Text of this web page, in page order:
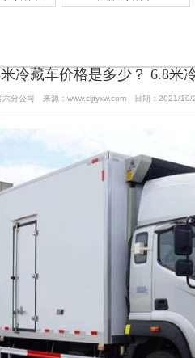
冷藏车价格是多少？ 6.8米
六分公司 来源：www.cljtyxw.com 日期：2021/